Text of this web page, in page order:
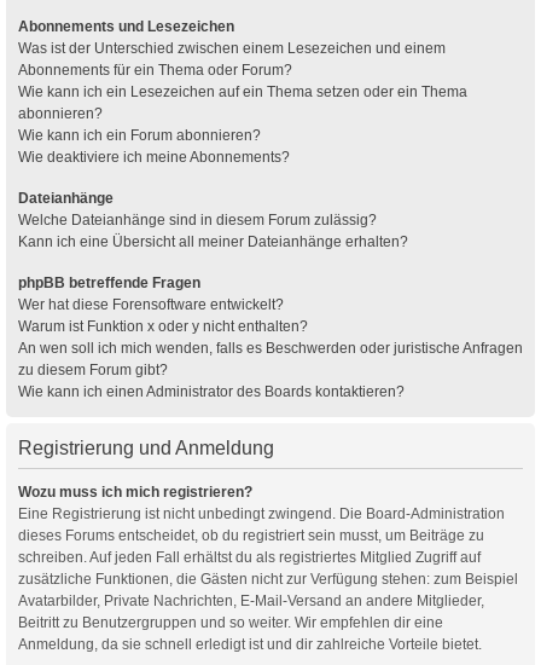
Abonnements und Lesezeichen
Was ist der Unterschied zwischen einem Lesezeichen und einem
Abonnements für ein Thema oder Forum?
Wie kann ich ein Lesezeichen auf ein Thema setzen oder ein Thema
abonnieren?
Wie kann ich ein Forum abonnieren?
Wie deaktiviere ich meine Abonnements?
Dateianhänge
Welche Dateianhänge sind in diesem Forum zulässig?
Kann ich eine Übersicht all meiner Dateianhänge erhalten?
phpBB betreffende Fragen
Wer hat diese Forensoftware entwickelt?
Warum ist Funktion x oder y nicht enthalten?
An wen soll ich mich wenden, falls es Beschwerden oder juristische Anfragen
zu diesem Forum gibt?
Wie kann ich einen Administrator des Boards kontaktieren?
Registrierung und Anmeldung
Wozu muss ich mich registrieren?
Eine Registrierung ist nicht unbedingt zwingend. Die Board-Administration
dieses Forums entscheidet, ob du registriert sein musst, um Beiträge zu
schreiben. Auf jeden Fall erhältst du als registriertes Mitglied Zugriff auf
zusätzliche Funktionen, die Gästen nicht zur Verfügung stehen: zum Beispiel
Avatarbilder, Private Nachrichten, E-Mail-Versand an andere Mitglieder,
Beitritt zu Benutzergruppen und so weiter. Wir empfehlen dir eine
Anmeldung, da sie schnell erledigt ist und dir zahlreiche Vorteile bietet.